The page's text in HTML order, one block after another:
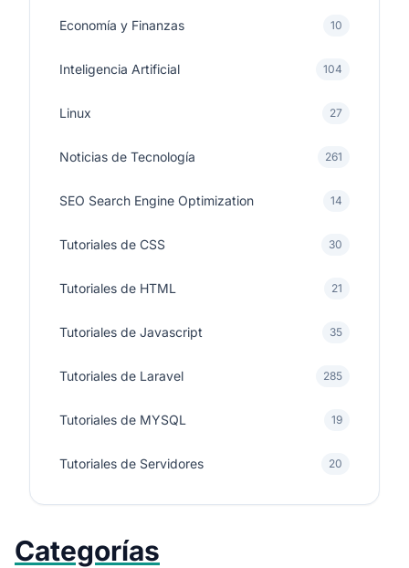
Economía y Finanzas 10
Inteligencia Artificial 104
Linux 27
Noticias de Tecnología 261
SEO Search Engine Optimization 14
Tutoriales de CSS 30
Tutoriales de HTML 21
Tutoriales de Javascript 35
Tutoriales de Laravel 285
Tutoriales de MYSQL 19
Tutoriales de Servidores 20
Categorías